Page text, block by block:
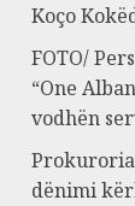
Koço
FOTO/
“One
vodhën
dënimi